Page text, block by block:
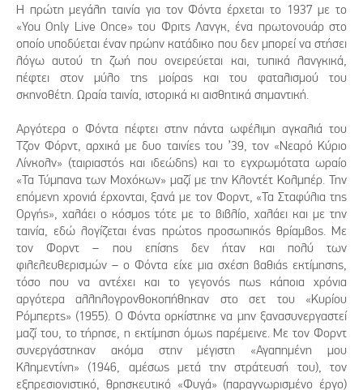
Η πρώτη μεγάλη ταινία για τον Φόντα έρχεται το 1937 με το
«You Only Live Once» του Φριτς Λανγκ, ένα πρωτονουάρ στο
οποίο υποδύεται έναν πρώην κατάδικο που δεν μπορεί να στήσει
λόγω αυτού τη ζωή που ονειρεύεται και, τυπικά λανγκικά,
πέφτει στον μύλο της μοίρας και του φαταλισμού του
σκηνοθέτη. Ωραία ταινία, ιστορικά κι αισθητικά σημαντική.
Αργότερα ο Φόντα πέφτει στην πάντα ωφέλιμη αγκαλιά του
Τζον Φόρντ, αρχικά με δυο ταινίες του ’39, τον «Νεαρό Κύριο
Λίνκολν» (ταιριαστός και ιδεώδης) και το εγχρωμότατα ωραίο
«Τα Τύμπανα των Μοχόκων» μαζί με την Κλοντέτ Κολμπέρ. Την
επόμενη χρονιά έρχονται, ξανά με τον Φορντ, «Τα Σταφύλια της
Οργής», χαλάει ο κόσμος τότε με το βιβλίο, χαλάει και με την
ταινία, εδώ λογίζεται ένας πρώτος προσωπικός θρίαμβος. Με
τον Φορντ – που επίσης δεν ήταν και πολύ των
φιλελευθερισμών – ο Φόντα είχε μια σχέση βαθιάς εκτίμησης,
τόσο που να αντέχει και το γεγονός πως κάποια χρόνια
αργότερα αλληλογρονθοκοπήθηκαν στο σετ του «Κυρίου
Ρόμπερτς» (1955). Ο Φόντα ορκίστηκε να μην ξανασυνεργαστεί
μαζί του, το τήρησε, η εκτίμηση όμως παρέμεινε. Με τον Φορντ
συνεργάστηκαν ακόμα στην μέγιστη «Αγαπημένη μου
Κλημεντίνη» (1946, αμέσως μετά την στράτευσή του), τον
εξπρεσιονιστικό, θρησκευτικό «Φυγά» (παραγνωρισμένο έργο)